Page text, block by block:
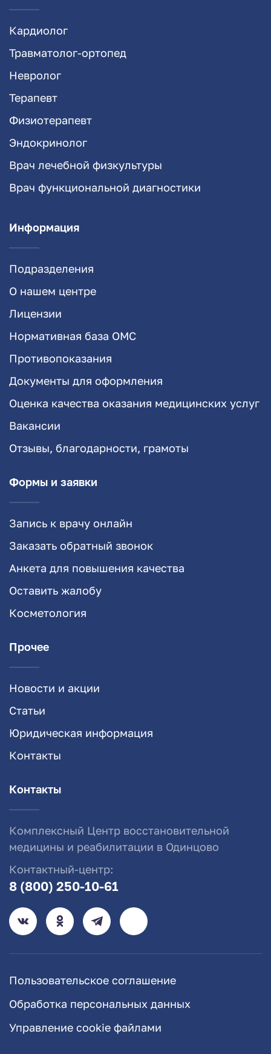
Кардиолог
Травматолог-ортопед
Невролог
Терапевт
Физиотерапевт
Эндокринолог
Врач лечебной физкультуры
Врач функциональной диагностики
Информация
Подразделения
О нашем центре
Лицензии
Нормативная база ОМС
Противопоказания
Документы для оформления
Оценка качества оказания медицинских услуг
Вакансии
Отзывы, благодарности, грамоты
Формы и заявки
Запись к врачу онлайн
Заказать обратный звонок
Анкета для повышения качества
Оставить жалобу
Косметология
Прочее
Новости и акции
Статьи
Юридическая информация
Контакты
Контакты
Комплексный Центр восстановительной
медицины и реабилитации в Одинцово
Контактный-центр:
8 (800) 250-10-61
Пользовательское соглашение
Обработка персональных данных
Управление cookie файлами